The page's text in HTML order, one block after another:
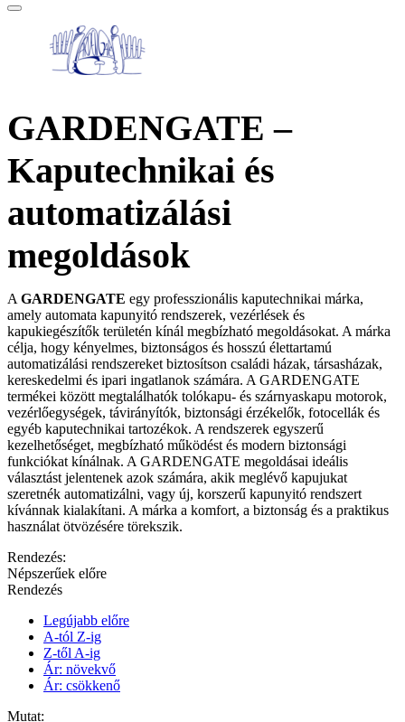
GARDENGATE –
Kaputechnikai és
automatizálási
megoldások
A GARDENGATE egy professzionális kaputechnikai márka,
amely automata kapunyitó rendszerek, vezérlések és
kapukiegészítők területén kínál megbízható megoldásokat. A márka
célja, hogy kényelmes, biztonságos és hosszú élettartamú
automatizálási rendszereket biztosítson családi házak, társasházak,
kereskedelmi és ipari ingatlanok számára. A GARDENGATE
termékei között megtalálhatók tolókapu- és szárnyaskapu motorok,
vezérlőegységek, távirányítók, biztonsági érzékelők, fotocellák és
egyéb kaputechnikai tartozékok. A rendszerek egyszerű
kezelhetőséget, megbízható működést és modern biztonsági
funkciókat kínálnak. A GARDENGATE megoldásai ideális
választást jelentenek azok számára, akik meglévő kapujukat
szeretnék automatizálni, vagy új, korszerű kapunyitó rendszert
kívánnak kialakítani. A márka a komfort, a biztonság és a praktikus
használat ötvözésére törekszik.
Rendezés:
Népszerűek előre
Rendezés
Legújabb előre
A-tól Z-ig
Z-től A-ig
Ár: növekvő
Ár: csökkenő
Mutat: